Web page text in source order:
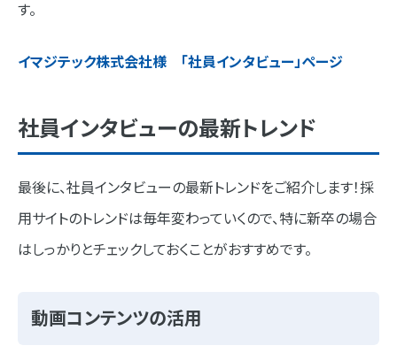
す。
イマジテック株式会社様 「社員インタビュー」ページ
社員インタビューの最新トレンド
最後に、社員インタビューの最新トレンドをご紹介します！採
用サイトのトレンドは毎年変わっていくので、特に新卒の場合
はしっかりとチェックしておくことがおすすめです。
動画コンテンツの活用